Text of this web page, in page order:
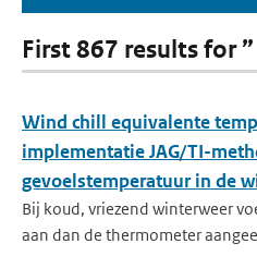
First 867 results for
Wind chill equivalente
implementatie JAG/TI-
gevoelstemperatuur in de
Bij koud, vriezend winterweer
aan dan de thermometer